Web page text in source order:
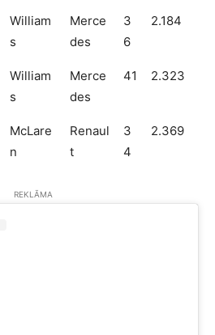
William
s
Merce
des
3
6
2.184
William
s
Merce
des
41 2.323
McLare
n
Renaul
t
3
4
2.369
REKLĀMA